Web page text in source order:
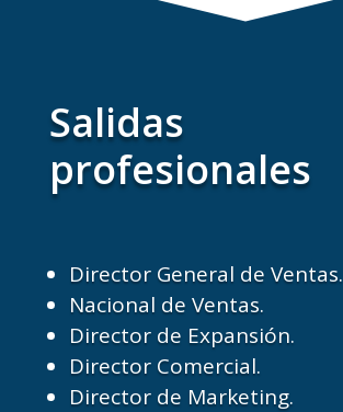
Salidas
profesionales
Director General de Ventas.
Nacional de Ventas.
Director de Expansión.
Director Comercial.
Director de Marketing.